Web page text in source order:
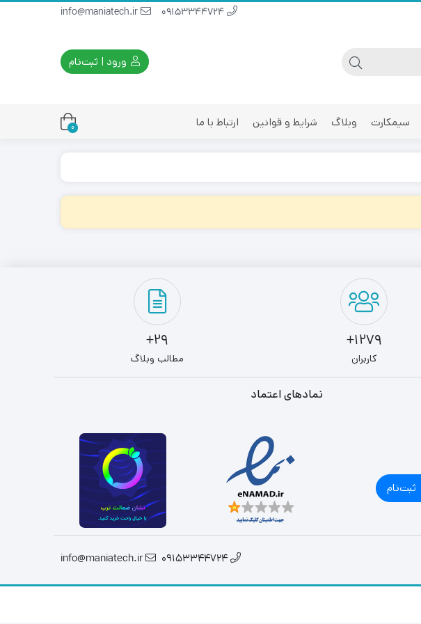
ورود | ثبت‌نام
سیمکارت وبلاگ شرایط و قوانین ارتباط با ما 0
1279+
کاربران
29+
مطالب وبلاگ
ثبت‌نام
نمادهای اعتماد
09153344724
info@maniatech.ir